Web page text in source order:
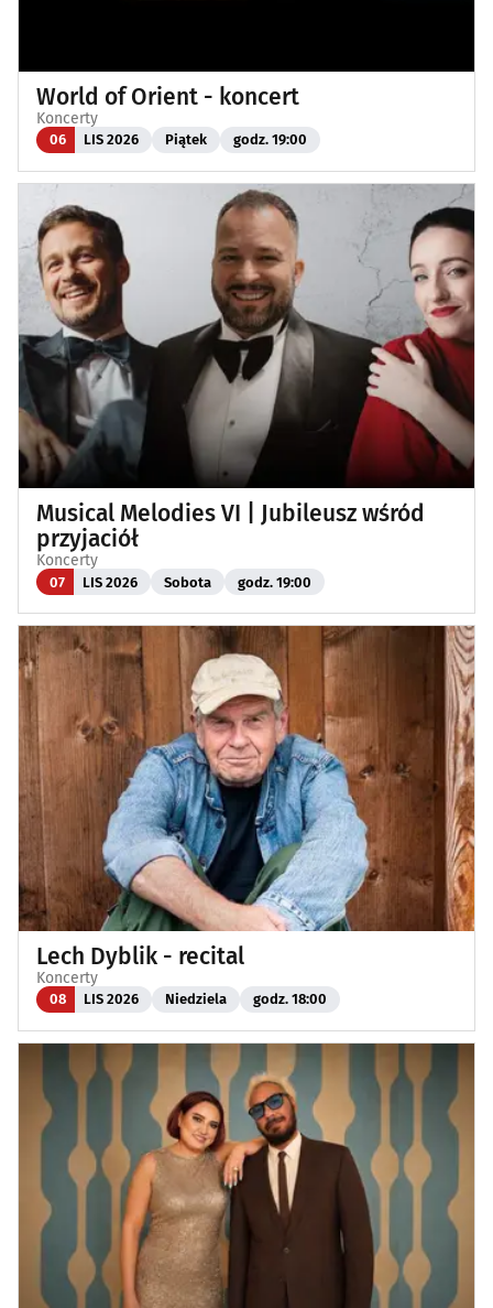
World of Orient - koncert
Koncerty
06 LIS 2026 Piątek godz. 19:00
Musical Melodies VI | Jubileusz wśród
przyjaciół
Koncerty
07 LIS 2026 Sobota godz. 19:00
Lech Dyblik - recital
Koncerty
08 LIS 2026 Niedziela godz. 18:00